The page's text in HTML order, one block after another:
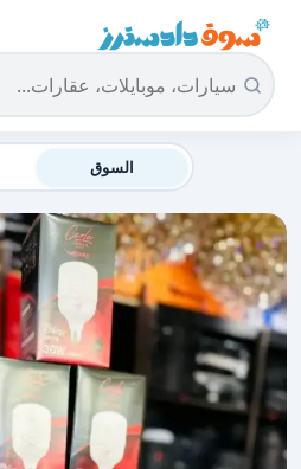
سوق دادسترز الرئيسية
السوق